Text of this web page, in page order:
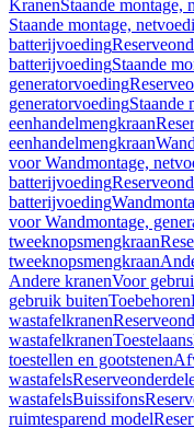
KranenStaande montage,
Staande montage,
batterijvoeding
batterijvoedingStaande
generatorvoeding
generatorvoedingStaande
eenhandelmengkraan
eenhandelmengkraan
voor Wandmontage,
batterijvoeding
batterijvoeding
voor Wandmontage,
tweeknopsmengkraan
tweeknopsmengkraan
Andere kranenVoor
gebruik buitenToebehoren
wastafelkranen
wastafelkranen
toestellen en gootstenen
wastafels
wastafelsBuissifons
ruimtesparend model